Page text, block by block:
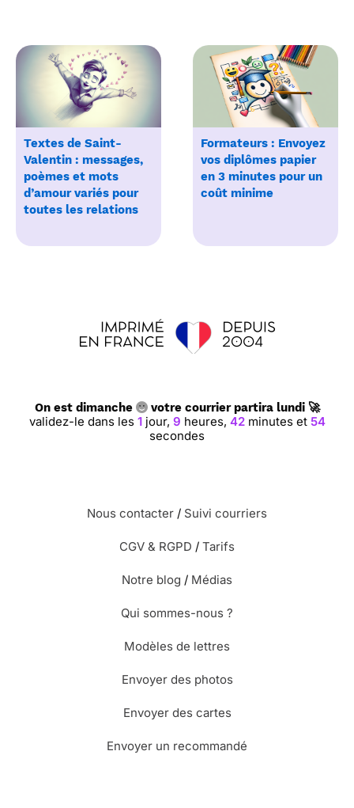
Textes de Saint-
Valentin : messages,
poèmes et mots
d’amour variés pour
toutes les relations
Formateurs : Envoyez
vos diplômes papier
en 3 minutes pour un
coût minime
On est dimanche votre courrier partira lundi 🚀
validez-le dans les 1jour, 9 heures, 42minutes et 53
secondes
Nous contacter / Suivi courriers
CGV & RGPD / Tarifs
Notre blog / Médias
Qui sommes-nous ?
Modèles de lettres
Envoyer des photos
Envoyer des cartes
Envoyer un recommandé